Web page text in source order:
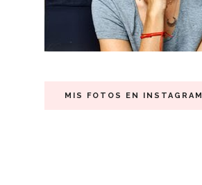
MIS FOTOS EN INSTAGRAM